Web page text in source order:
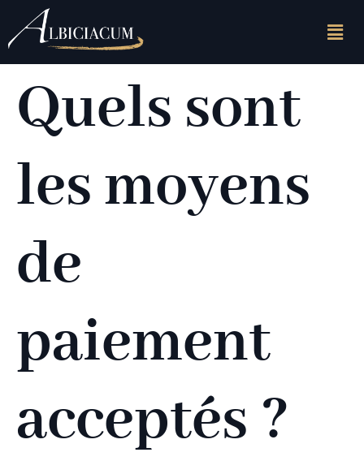
Quels sont
les moyens
de
paiement
acceptés ?